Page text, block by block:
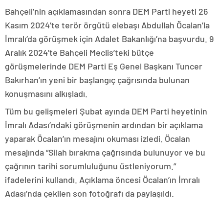
Bahçeli’nin açıklamasından sonra DEM Parti heyeti 26
Kasım 2024’te terör örgütü elebaşı Abdullah Öcalan’la
İmralı’da görüşmek için Adalet Bakanlığı’na başvurdu. 9
Aralık 2024’te Bahçeli Meclis’teki bütçe
görüşmelerinde DEM Parti Eş Genel Başkanı Tuncer
Bakırhan’ın yeni bir başlangıç çağrısında bulunan
konuşmasını alkışladı.
Tüm bu gelişmeleri Şubat ayında DEM Parti heyetinin
İmralı Adası’ndaki görüşmenin ardından bir açıklama
yaparak Öcalan’ın mesajını okuması izledi. Öcalan
mesajında “Silah bırakma çağrısında bulunuyor ve bu
çağrının tarihi sorumluluğunu üstleniyorum.”
ifadelerini kullandı. Açıklama öncesi Öcalan’ın İmralı
Adası’nda çekilen son fotoğrafı da paylaşıldı.